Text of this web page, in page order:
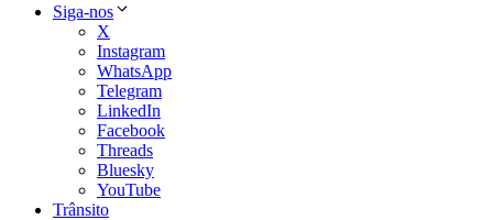
Siga-nos
X
Instagram
WhatsApp
Telegram
LinkedIn
Facebook
Threads
Bluesky
YouTube
Trânsito